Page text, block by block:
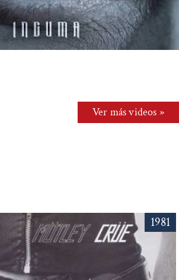
Ver más videos »
1981